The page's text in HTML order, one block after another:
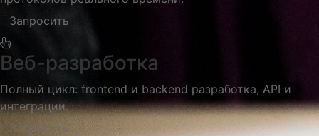
Запросить
Веб-разработка
Полный цикл: frontend и backend разработка, API и
интеграции.
Запросить